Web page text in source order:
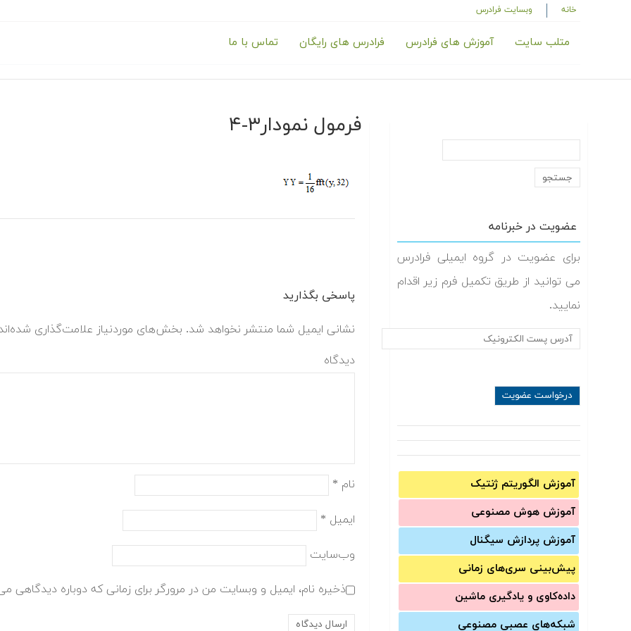
خانه وبسایت فرادرس
متلب سایت آموزش های فرادرس فرادرس های رایگان تماس با ما
عضویت در خبرنامه
برای عضویت در گروه ایمیلی فرادرس
می توانید از طریق تکمیل فرم زیر اقدام
نمایید.
آموزش الگوریتم ژنتیک
آموزش‌ هوش مصنوعی
آموزش‌ پردازش سیگنال
پیش‌‌بینی سری‌‌های زمانی
داده‌کاوی و یادگیری ماشین
شبکه‌های عصبی مصنوعی
فرمول نمودار۳-۴
پاسخی بگذارید
نشانی ایمیل شما منتشر نخواهد شد. بخش‌های موردنیاز علامت‌گذاری
دیدگاه
نام *
ایمیل *
وب‌سایت
ذخیره نام، ایمیل و وبسایت من در مرورگر برای زمانی که دوباره دیدگاهی